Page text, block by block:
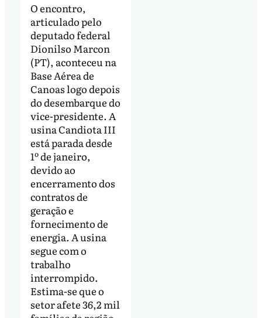
O encontro,
articulado pelo
deputado federal
Dionilso Marcon
(PT), aconteceu na
Base Aérea de
Canoas logo depois
do desembarque do
vice-presidente. A
usina Candiota III
está parada desde
1º de janeiro,
devido ao
encerramento dos
contratos de
geração e
fornecimento de
energia. A usina
segue com o
trabalho
interrompido.
Estima-se que o
setor afete 36,2 mil